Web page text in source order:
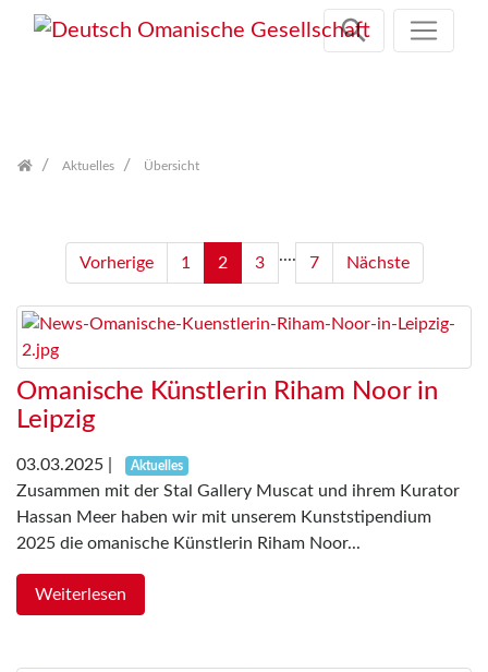
Aktuelles Übersicht
Vorherige 1 2 3 .... 7 Nächste
Omanische Künstlerin Riham Noor in
Leipzig
03.03.2025 Aktuelles
Zusammen mit der Stal Gallery Muscat und ihrem Kurator
Hassan Meer haben wir mit unserem Kunststipendium
2025 die omanische Künstlerin Riham Noor...
Weiterlesen